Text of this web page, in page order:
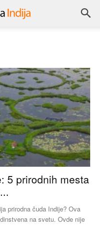
5 prirodnih mesta
prirodna čuda Indije? Ova
na svetu. Ovde nije